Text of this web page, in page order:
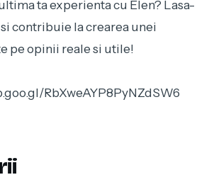
ta experienta cu Elen? Lasa-
contribuie la crearea unei
pe opinii reale si utile!
RbXweAYP8PyNZdSW6